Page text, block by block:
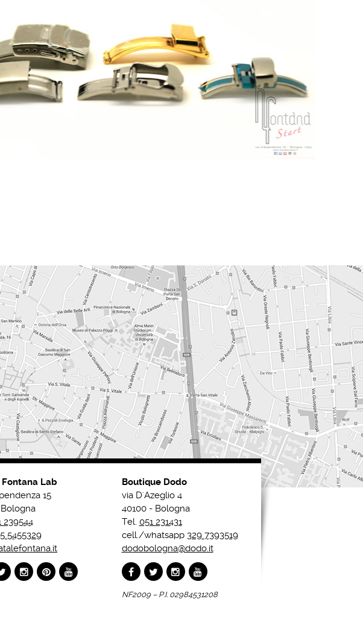
Lab
15
Bologna
239544
5455329
Boutique Dodo
via D'Azeglio 4
40100 - Bologna
Tel. 051 231431
cell./whatsapp 329 7393519
dodobologna@dodo.it
NF2009 – P.I. 02984531208